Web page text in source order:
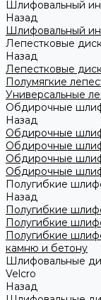
Шлифовальный
Назад
Шлифовальный
Лепестковые
Назад
Лепестковые
Полумягкие
Универсальные
Обдирочные
Назад
Обдирочные
Обдирочные
Обдирочные
Обдирочные
Полугибкие
Назад
Полугибкие
Полугибкие
Полугибкие
камню и бетону
Шлифовальные
Velcro
Назад